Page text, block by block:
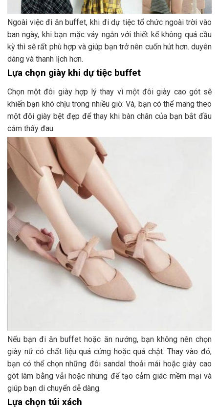
Ngoài việc đi ăn buffet, khi đi dự tiệc tổ chức ngoài trời vào
ban ngày, khi bạn mặc váy ngắn với thiết kế không quá cầu
kỳ thì sẽ rất phù hợp và giúp bạn trở nên cuốn hút hơn. duyên
dáng và thanh lịch hơn.
Lựa chọn giày khi dự tiệc buffet
Chọn một đôi giày hợp lý thay vì một đôi giày cao gót sẽ
khiến bạn khó chịu trong nhiều giờ. Và, bạn có thể mang theo
một đôi giày bệt đẹp để thay khi bàn chân của bạn bắt đầu
cảm thấy đau.
Nếu bạn đi ăn buffet hoặc ăn nướng, bạn không nên chọn
giày nữ có chất liệu quá cứng hoặc quá chật. Thay vào đó,
bạn có thể chọn những đôi sandal thoải mái hoặc giày cao
gót làm bằng vải hoặc nhung để tạo cảm giác mềm mại và
giúp bạn di chuyển dễ dàng.
Lựa chọn túi xách